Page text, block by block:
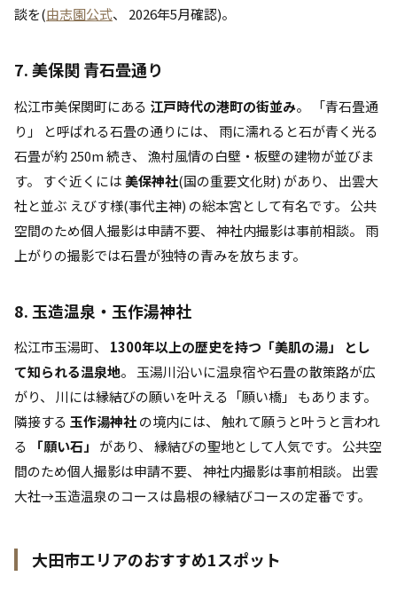
談を(由志園公式、 2026年5月確認)。
7. 美保関 青石畳通り
松江市美保関町にある 江戸時代の港町の街並み。 「青石畳通
り」 と呼ばれる石畳の通りには、 雨に濡れると石が青く光る
石畳が約 250m 続き、 漁村風情の白壁・板壁の建物が並びま
す。 すぐ近くには美保神社(国の重要文化財) があり、 出雲大
社と並ぶ えびす様(事代主神) の総本宮として有名です。 公共
空間のため個人撮影は申請不要、 神社内撮影は事前相談。 雨
上がりの撮影では石畳が独特の青みを放ちます。
8. 玉造温泉・玉作湯神社
松江市玉湯町、 1300年以上の歴史を持つ「美肌の湯」 とし
て知られる温泉地。 玉湯川沿いに温泉宿や石畳の散策路が広
がり、 川には縁結びの願いを叶える「願い橋」 もあります。
隣接する 玉作湯神社の境内には、 触れて願うと叶うと言われ
る
「願い石」
があり、 縁結びの聖地として人気です。 公共空
間のため個人撮影は申請不要、 神社内撮影は事前相談。 出雲
大社→玉造温泉のコースは島根の縁結びコースの定番です。
大田市エリアのおすすめ1スポット